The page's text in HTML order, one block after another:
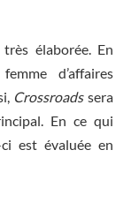
élaborée. En
d’affaires
Crossroadssera
En ce qui
est évaluée en